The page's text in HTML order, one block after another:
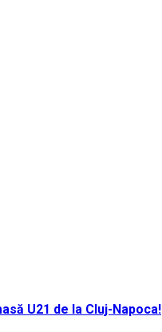
U21 de la Cluj-Napoca!